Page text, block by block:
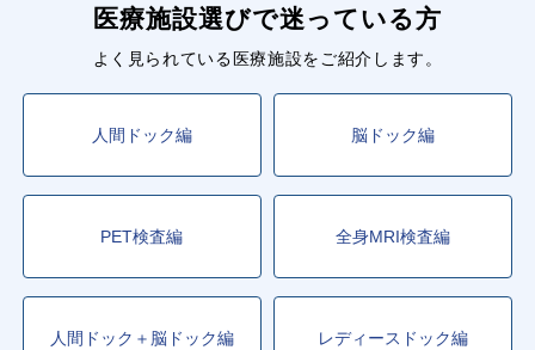
医療施設選びで迷っている方
よく見られている医療施設をご紹介します。
人間ドック編 脳ドック編
PET検査編 全身MRI検査編
人間ドック＋脳ドック編 レディースドック編